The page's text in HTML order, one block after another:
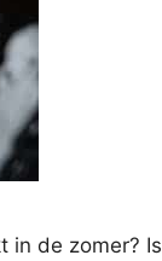
in de zomer? Is